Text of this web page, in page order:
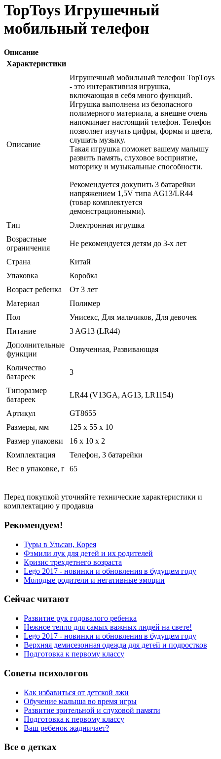
TopToys Игрушечный
мобильный телефон
Описание
Характеристики
Описание
Игрушечный мобильный телефон TopToys
- это интерактивная игрушка,
включающая в себя много функций.
Игрушка выполнена из безопасного
полимерного материала, а внешне очень
напоминает настоящий телефон. Телефон
позволяет изучать цифры, формы и цвета,
слушать музыку.
Такая игрушка поможет вашему малышу
развить память, слуховое восприятие,
моторику и музыкальные способности.
Рекомендуется докупить 3 батарейки
напряжением 1,5V типа AG13/LR44
(товар комплектуется
демонстрационными).
Тип
Электронная игрушка
Возрастные
ограничения
Не рекомендуется детям до 3-х лет
Страна
Китай
Упаковка
Коробка
Возраст ребенка
От 3 лет
Материал
Полимер
Пол
Унисекс, Для мальчиков, Для девочек
Питание
3 AG13 (LR44)
Дополнительные
функции
Озвученная, Развивающая
Количество
батареек
3
Типоразмер
батареек
LR44 (V13GA, AG13, LR1154)
Артикул
GT8655
Размеры, мм
125 х 55 х 10
Размер упаковки
16 x 10 x 2
Комплектация
Телефон, 3 батарейки
Вес в упаковке, г 65
Перед покупкой уточняйте технические характеристики и
комплектацию у продавца
Рекомендуем!
Туры в Ульсан, Корея
Фэмили лук для детей и их родителей
Кризис трехдетнего возраста
Lego 2017 - новинки и обновления в будущем году
Молодые родители и негативные эмоции
Сейчас читают
Развитие рук годовалого ребенка
Нежное тепло для самых важных людей на свете!
Lego 2017 - новинки и обновления в будущем году
Верхняя демисезонная одежда для детей и подростков
Подготовка к первому классу
Советы психологов
Как избавиться от детской лжи
Обучение малыша во время игры
Развитие зрительной и слуховой памяти
Подготовка к первому классу
Ваш ребенок жадничает?
Все о детках